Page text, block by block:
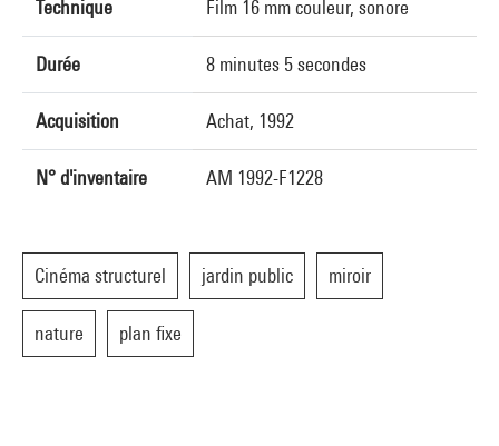
Technique Film 16 mm couleur, sonore
Durée 8 minutes 5 secondes
Acquisition Achat, 1992
N° d'inventaire AM 1992-F1228
Cinéma structurel jardin public miroir
nature plan fixe